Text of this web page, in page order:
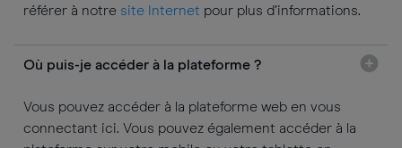
référer à notre site Internet pour plus d’informations.
Où puis-je accéder à la plateforme ?
Vous pouvez accéder à la plateforme web en vous
connectant ici. Vous pouvez également accéder à la